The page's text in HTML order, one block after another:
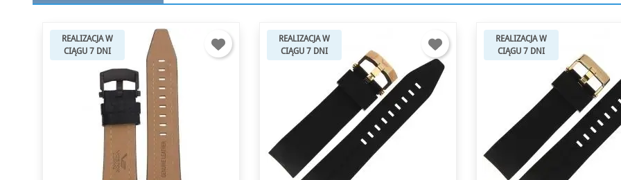
REALIZACJA W
CIĄGU 7 DNI
REALIZACJA W
CIĄGU 7 DNI
REALIZACJA W
CIĄGU 7 DNI